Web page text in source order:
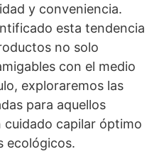
y conveniencia.
esta tendencia
no solo
con el medio
exploraremos las
para aquellos
cuidado capilar óptimo
ecológicos.